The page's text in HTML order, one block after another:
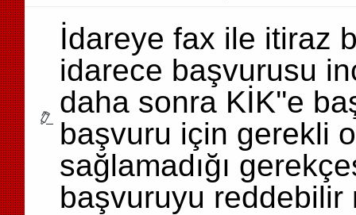
İdareye fax ile itiraz
idarece başvurusu
daha sonra KİK''e
başvuru için gerekli
sağlamadığı
başvuruyu reddebilir